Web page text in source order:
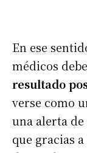
En ese
médicos
resultado
verse como
una alerta
que gracias